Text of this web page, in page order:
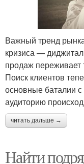
Важный тренд
кризиса —
продаж переживает
Поиск клиентов
основные баталии
аудиторию
читать дальше →
Найти